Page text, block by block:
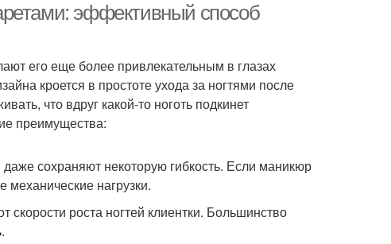
эффективный способ
его еще более привлекательным в глазах
кроется в простоте ухода за ногтями после
что вдруг какой-то ноготь подкинет
преимущества:
сохраняют некоторую гибкость. Если маникюр
нагрузки.
роста ногтей клиентки. Большинство